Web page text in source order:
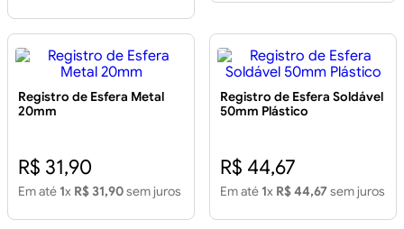
Registro de Esfera Metal
20mm
R$ 31,90
Em até 1x R$ 31,90sem juros
Registro de Esfera Soldável
50mm Plástico
R$ 44,67
Em até 1x R$ 44,67 sem juros